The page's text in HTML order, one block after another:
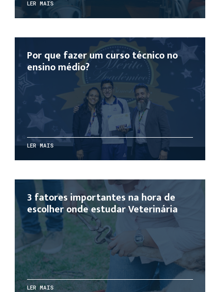
LER MAIS
Por que fazer um curso técnico no
ensino médio?
LER MAIS
3 fatores importantes na hora de
escolher onde estudar Veterinária
LER MAIS